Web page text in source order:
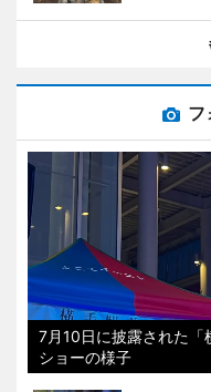
フ
7月10日に披露された「
ショーの様子